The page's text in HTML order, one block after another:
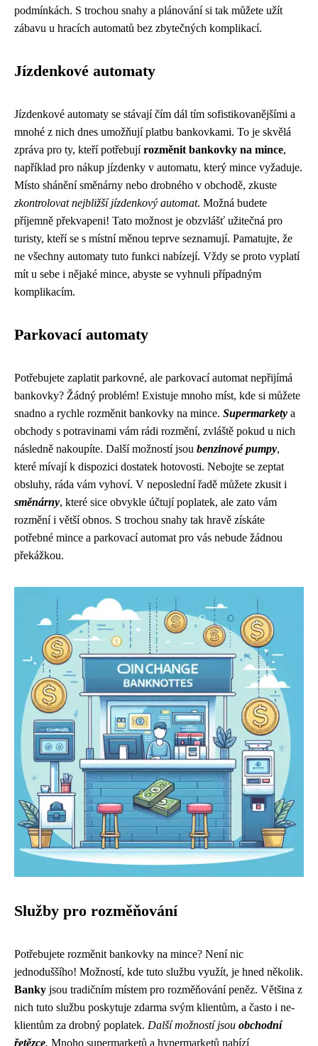
podmínkách. S trochou snahy a plánování si tak můžete užít
zábavu u hracích automatů bez zbytečných komplikací.
Jízdenkové automaty
Jízdenkové automaty se stávají čím dál tím sofistikovanějšími a
mnohé z nich dnes umožňují platbu bankovkami. To je skvělá
zpráva pro ty, kteří potřebujírozměnit bankovky na mince,
například pro nákup jízdenky v automatu, který mince vyžaduje.
Místo shánění směnárny nebo drobného v obchodě, zkuste
zkontrolovat nejbližší jízdenkový automat. Možná budete
příjemně překvapeni! Tato možnost je obzvlášť užitečná pro
turisty, kteří se s místní měnou teprve seznamují. Pamatujte, že
ne všechny automaty tuto funkci nabízejí. Vždy se proto vyplatí
mít u sebe i nějaké mince, abyste se vyhnuli případným
komplikacím.
Parkovací automaty
Potřebujete zaplatit parkovné, ale parkovací automat nepřijímá
bankovky? Žádný problém! Existuje mnoho míst, kde si můžete
snadno a rychle rozměnit bankovky na mince. Supermarkety a
obchody s potravinami vám rádi rozmění, zvláště pokud u nich
následně nakoupíte. Další možností jsou benzinové pumpy,
které mívají k dispozici dostatek hotovosti. Nebojte se zeptat
obsluhy, ráda vám vyhoví. V neposlední řadě můžete zkusit i
směnárny, které sice obvykle účtují poplatek, ale zato vám
rozmění i větší obnos. S trochou snahy tak hravě získáte
potřebné mince a parkovací automat pro vás nebude žádnou
překážkou.
Služby pro rozměňování
Potřebujete rozměnit bankovky na mince? Není nic
jednoduššího! Možností, kde tuto službu využít, je hned několik.
Banky jsou tradičním místem pro rozměňování peněz. Většina z
nich tuto službu poskytuje zdarma svým klientům, a často i ne-
klientům za drobný poplatek. Další možností jsou obchodní
řetězce. Mnoho supermarketů a hypermarketů nabízí